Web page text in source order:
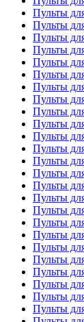
Пульты
Пульты
Пульты
Пульты
Пульты
Пульты
Пульты
Пульты
Пульты
Пульты
Пульты
Пульты
Пульты
Пульты
Пульты
Пульты
Пульты
Пульты
Пульты
Пульты
Пульты
Пульты
Пульты
Пульты
Пульты